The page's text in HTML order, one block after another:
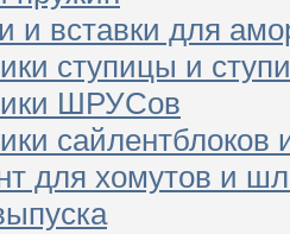
и вставки для
ступицы и
ШРУСов
сайлентблоков
для хомутов и